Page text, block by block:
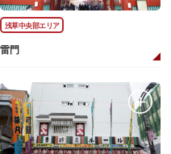
浅草中央部エリア
雷門